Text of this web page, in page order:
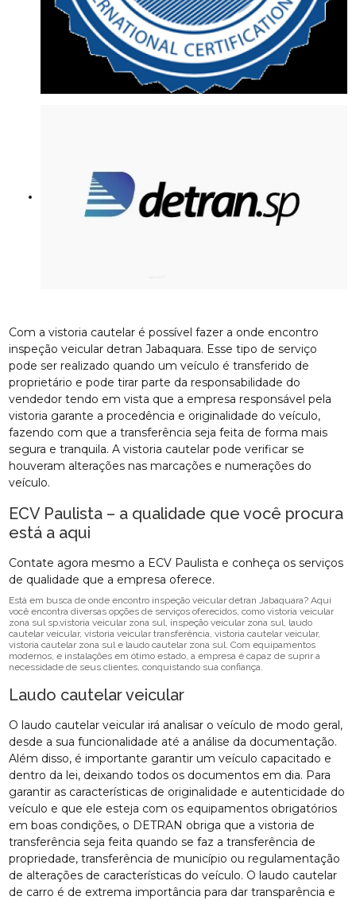
Com a vistoria cautelar é possível fazer a onde encontro
inspeção veicular detran Jabaquara. Esse tipo de serviço
pode ser realizado quando um veículo é transferido de
proprietário e pode tirar parte da responsabilidade do
vendedor tendo em vista que a empresa responsável pela
vistoria garante a procedência e originalidade do veículo,
fazendo com que a transferência seja feita de forma mais
segura e tranquila. A vistoria cautelar pode verificar se
houveram alterações nas marcações e numerações do
veículo.
ECV Paulista – a qualidade que você procura
está a aqui
Contate agora mesmo a ECV Paulista e conheça os serviços
de qualidade que a empresa oferece.
Está em busca de onde encontro inspeção veicular detran Jabaquara? Aqui
você encontra diversas opções de serviços oferecidos, como vistoria veicular
zona sul sp,vistoria veicular zona sul, inspeção veicular zona sul, laudo
cautelar veicular, vistoria veicular transferência, vistoria cautelar veicular,
vistoria cautelar zona sul e laudo cautelar zona sul. Com equipamentos
modernos, e instalações em ótimo estado, a empresa é capaz de suprir a
necessidade de seus clientes, conquistando sua confiança.
Laudo cautelar veicular
O laudo cautelar veicular irá analisar o veículo de modo geral,
desde a sua funcionalidade até a análise da documentação.
Além disso, é importante garantir um veículo capacitado e
dentro da lei, deixando todos os documentos em dia. Para
garantir as características de originalidade e autenticidade do
veículo e que ele esteja com os equipamentos obrigatórios
em boas condições, o DETRAN obriga que a vistoria de
transferência seja feita quando se faz a transferência de
propriedade, transferência de município ou regulamentação
de alterações de características do veículo. O laudo cautelar
de carro é de extrema importância para dar transparência e